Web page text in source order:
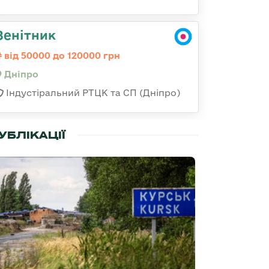
від 50000 до 120000 грн
Дніпро
Індустіральний РТЦК та СП (Дніпро)